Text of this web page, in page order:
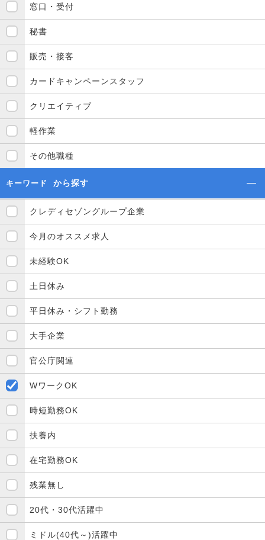
窓口・受付
秘書
販売・接客
カードキャンペーンスタッフ
クリエイティブ
軽作業
その他職種
キーワード から探す
クレディセゾングループ企業
今月のオススメ求人
未経験OK
土日休み
平日休み・シフト勤務
大手企業
官公庁関連
WワークOK
時短勤務OK
扶養内
在宅勤務OK
残業無し
20代・30代活躍中
ミドル(40代～)活躍中